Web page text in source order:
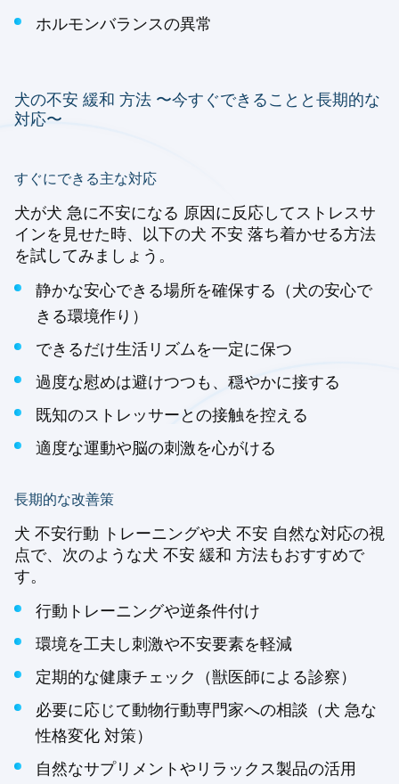
ホルモンバランスの異常
犬の不安 緩和 方法 〜今すぐできることと長期的な
対応〜
すぐにできる主な対応
犬が犬 急に不安になる 原因に反応してストレスサ
インを見せた時、以下の犬 不安 落ち着かせる方法
を試してみましょう。
静かな安心できる場所を確保する（犬の安心で
きる環境作り）
できるだけ生活リズムを一定に保つ
過度な慰めは避けつつも、穏やかに接する
既知のストレッサーとの接触を控える
適度な運動や脳の刺激を心がける
長期的な改善策
犬 不安行動 トレーニングや犬 不安 自然な対応の視
点で、次のような犬 不安 緩和 方法もおすすめで
す。
行動トレーニングや逆条件付け
環境を工夫し刺激や不安要素を軽減
定期的な健康チェック（獣医師による診察）
必要に応じて動物行動専門家への相談（犬 急な
性格変化 対策）
自然なサプリメントやリラックス製品の活用